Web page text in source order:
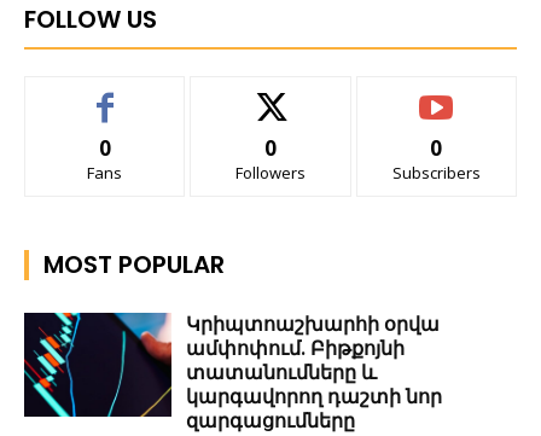
FOLLOW US
0
Fans
0
Followers
0
Subscribers
MOST POPULAR
Կրիպտոաշխարհի օրվա
ամփոփում. Բիթքոյնի
տատանումները և
կարգավորող դաշտի նոր
զարգացումները